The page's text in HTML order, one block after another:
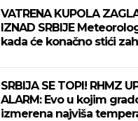
VATRENA KUPOLA
IZNAD SRBIJE
kada će konačno stići
SRBIJA SE TOPI! RHMZ
ALARM: Evo u kojim
izmerena najviša